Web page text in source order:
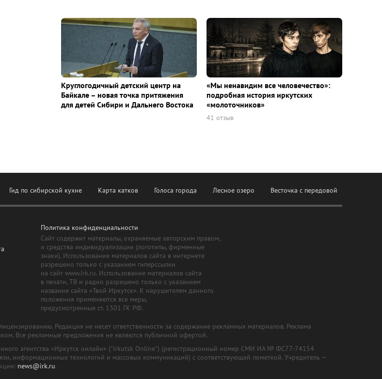
Круглогодичный детский центр на
Байкале – новая точка притяжения
для детей Сибири и Дальнего Востока
«Мы ненавидим все человечество»:
подробная история иркутских
«молоточников»
41 отзыв
Гид по сибирской кухне Карта катков Голоса города Лесное озеро Весточка с передовой
Политика конфиденциальности
Сайт содержит материалы, охраняемые авторским правом,
и средства индивидуализации (логотипы, фирменные
знаки). Использование материалов сайта в интернете
разрешено только с указанием гиперссылки
на сайт www.irk.ru. Использование материалов сайта
в печати, ТВ и радио разрешено только с указанием
названия сайта «Твой Иркутск». К нарушителям данного
положения применяются все меры,
предусмотренные ст. 1301 ГК РФ.
Редакция не несет ответственности за содержание рекламных материалов. Реклама
Все рекламные предложения не являются публичной офертой.
агентства «Иркутск онлайн» ("Irkutsk Online") (регистрационный номер СМИ ИА № ФС77-74154
информационных технологий и массовых коммуникаций) с соответствующей пометкой. Учредитель —
news@irk.ru.